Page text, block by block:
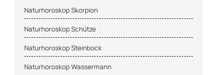
Treuehoroskop
Trinkhoroskop
Urlaubshoroskop
Naturhoroskop Skorpion
Naturhoroskop Schütze
Naturhoroskop Steinbock
Naturhoroskop Wassermann